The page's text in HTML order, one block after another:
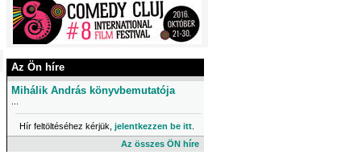
Az Ön híre
Mihálik András könyvbemutatója
Hír feltöltéséhez kérjük, jelentkezzen be itt
Az összes ÖN híre